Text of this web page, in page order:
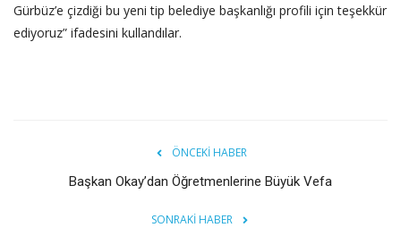
Gürbüz’e çizdiği bu yeni tip belediye başkanlığı profili için teşekkür
ediyoruz” ifadesini kullandılar.
ÖNCEKI HABER
Başkan Okay’dan Öğretmenlerine Büyük Vefa
SONRAKI HABER